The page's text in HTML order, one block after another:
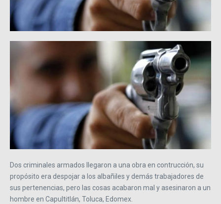
Dos criminales armados llegaron a una obra en contrucción, su
propósito era despojar a los albañiles y demás trabajadores de
sus pertenencias, pero las cosas acabaron mal y asesinaron a un
hombre en Capultitlán, Toluca, Edomex.